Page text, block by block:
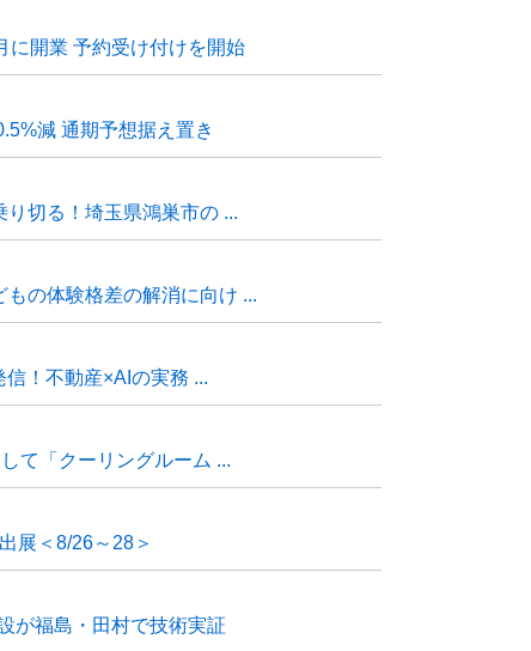
に開業 予約受け付けを開始
減 通期予想据え置き
切る！埼玉県鴻巣市の ...
の体験格差の解消に向け ...
！不動産×AIの実務 ...
て「クーリングルーム ...
展＜8/26～28＞
が福島・田村で技術実証